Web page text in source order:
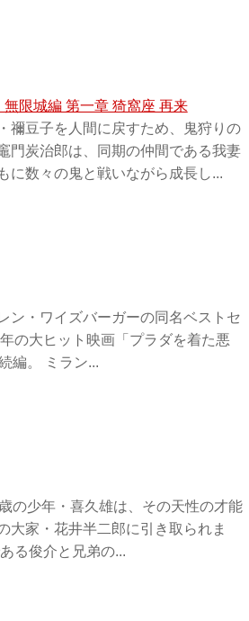
限城編 第一章 猗窩座 再来
禰󠄀豆子を人間に戻すため、鬼狩りの
門炭治郎は、同期の仲間である我妻
に数々の鬼と戦いながら成長し...
ン・ワイズバーガーの同名ベストセ
の大ヒット映画「プラダを着た悪
編。 ミラン...
の少年・喜久雄は、その天性の才能
大家・花井半二郎に引き取られま
る俊介と兄弟の...